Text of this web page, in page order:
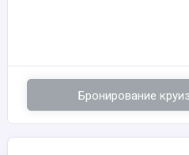
Бронирование